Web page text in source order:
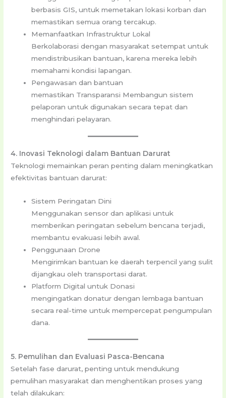
berbasis GIS, untuk memetakan lokasi korban dan
memastikan semua orang tercakup.
Memanfaatkan Infrastruktur Lokal
Berkolaborasi dengan masyarakat setempat untuk
mendistribusikan bantuan, karena mereka lebih
memahami kondisi lapangan.
Pengawasan dan bantuan
memastikan Transparansi Membangun sistem
pelaporan untuk digunakan secara tepat dan
menghindari pelayaran.
4. Inovasi Teknologi dalam Bantuan Darurat
Teknologi memainkan peran penting dalam meningkatkan
efektivitas bantuan darurat:
Sistem Peringatan Dini
Menggunakan sensor dan aplikasi untuk
memberikan peringatan sebelum bencana terjadi,
membantu evakuasi lebih awal.
Penggunaan Drone
Mengirimkan bantuan ke daerah terpencil yang sulit
dijangkau oleh transportasi darat.
Platform Digital untuk Donasi
mengingatkan donatur dengan lembaga bantuan
secara real-time untuk mempercepat pengumpulan
dana.
5. Pemulihan dan Evaluasi Pasca-Bencana
Setelah fase darurat, penting untuk mendukung
pemulihan masyarakat dan menghentikan proses yang
telah dilakukan: